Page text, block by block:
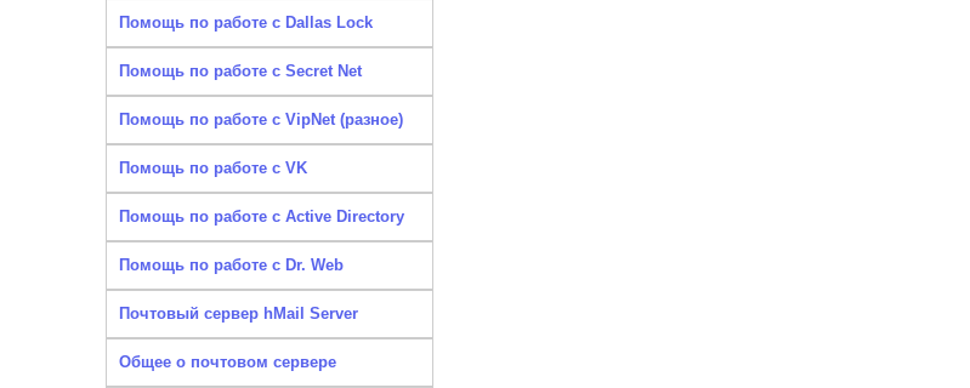
Помощь по работе с Dallas Lock
Помощь по работе с Secret Net
Помощь по работе с VipNet (разное)
Помощь по работе с VK
Помощь по работе с Active Directory
Помощь по работе с Dr. Web
Почтовый сервер hMail Server
Общее о почтовом сервере